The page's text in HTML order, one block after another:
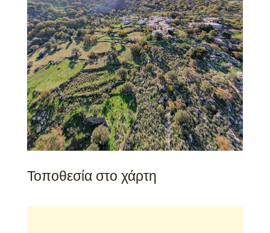
Τοποθεσία στο χάρτη